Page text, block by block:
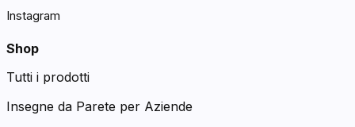
Instagram
Shop
Tutti i prodotti
Insegne da Parete per Aziende